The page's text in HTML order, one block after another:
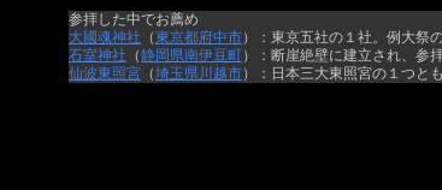
参拝した中でお薦め
大國魂神社 （東京都府中市）：東京五社の１社。例大祭
石室神社 （静岡県南伊豆町）：断崖絶壁に建立され、参
仙波東照宮 （埼玉県川越市）：日本三大東照宮の１つと